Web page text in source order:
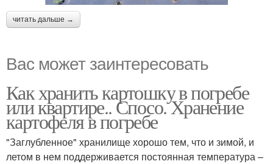
читать дальше →
Вас может заинтересовать
Как хранить картошку в погребе
или квартире.. Спосо. Хранение
картофеля в погребе
"Заглубленное" хранилище хорошо тем, что и зимой, и
летом в нем поддерживается постоянная температура –